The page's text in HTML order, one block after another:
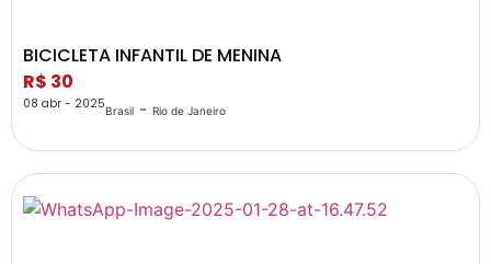
BICICLETA INFANTIL DE MENINA
R$ 30
08 abr - 2025Brasil - Rio de Janeiro